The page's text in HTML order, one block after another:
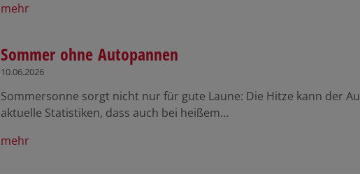
mehr
Sommer ohne Autopannen
10.06.2026
Sommersonne sorgt nicht nur für gute Laune: Die Hitze kann der
aktuelle Statistiken, dass auch bei heißem…
mehr